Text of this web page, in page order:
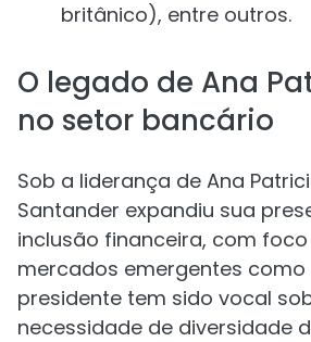
britânico), entre outros.
O legado de Ana
no setor bancário
Sob a liderança de Ana
Santander expandiu sua
inclusão financeira, com
mercados emergentes como
presidente tem sido vocal
necessidade de diversidade